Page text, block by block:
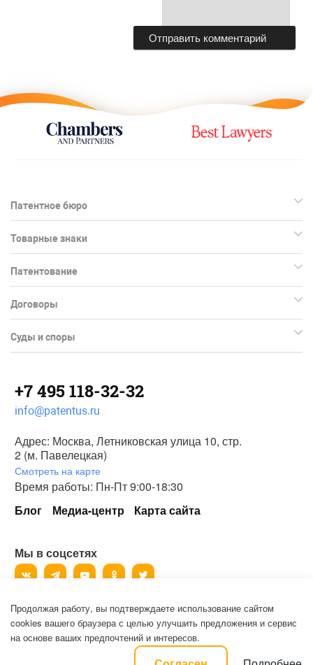
Патентное бюро
Товарные знаки
Патентование
Договоры
Суды и споры
+7 495 118-32-32
info@patentus.ru
Адрес: Москва, Летниковская улица 10, стр.
2 (м. Павелецкая)
Смотреть на карте
Время работы: Пн-Пт 9:00-18:30
Блог
Медиа-центр Карта сайта
Мы в соцсетях
©2006-2026, ООО «Патентус».
Все права защищены.
Политика конфиденциальности и пользовательское соглашение на
Продолжая работу, вы подтверждаете использование сайтом
cookies вашего браузера с целью улучшить предложения и сервис
на основе ваших предпочтений и интересов.